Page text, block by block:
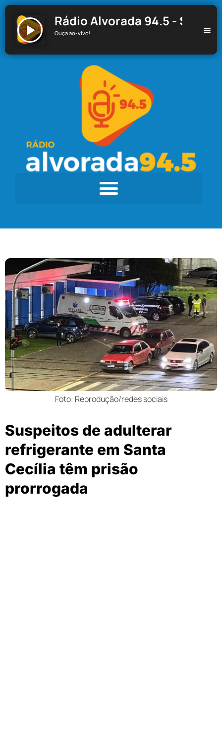
Rádio Alvorada 94.5 - Santa
Ouça ao-vivo!
Foto: Reprodução/redes sociais
Suspeitos de adulterar
refrigerante em Santa
Cecília têm prisão
prorrogada